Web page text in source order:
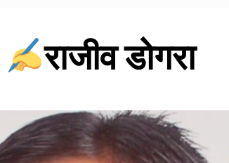
राजीव डोगरा